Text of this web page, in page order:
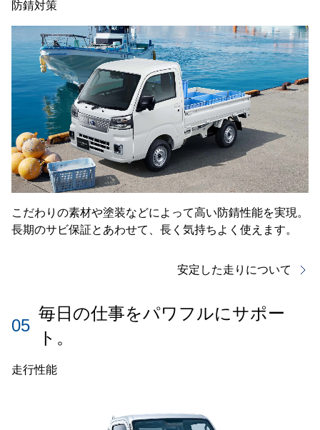
防錆対策
こだわりの素材や塗装などによって高い防錆性能を実現。
長期のサビ保証とあわせて、長く気持ちよく使えます。
安定した走りについて
05
毎日の仕事をパワフルにサポー
ト。
走行性能